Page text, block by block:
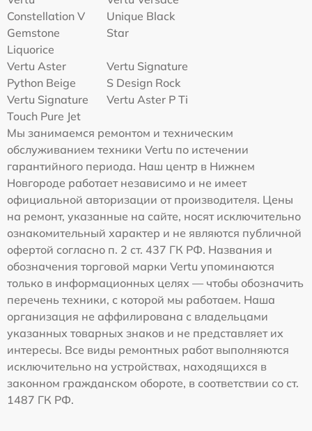
Constellation V
Gemstone
Liquorice
Unique Black
Star
Vertu Aster
Python Beige
Vertu Signature
S Design Rock
Vertu Signature
Touch Pure Jet
Vertu Aster P Ti
Мы занимаемся ремонтом и техническим
обслуживанием техники Vertu по истечении
гарантийного периода. Наш центр в Нижнем
Новгороде работает независимо и не имеет
официальной авторизации от производителя. Цены
на ремонт, указанные на сайте, носят исключительно
ознакомительный характер и не являются публичной
офертой согласно п. 2 ст. 437 ГК РФ. Названия и
обозначения торговой марки Vertu упоминаются
только в информационных целях — чтобы обозначить
перечень техники, с которой мы работаем. Наша
организация не аффилирована с владельцами
указанных товарных знаков и не представляет их
интересы. Все виды ремонтных работ выполняются
исключительно на устройствах, находящихся в
законном гражданском обороте, в соответствии со ст.
1487 ГК РФ.